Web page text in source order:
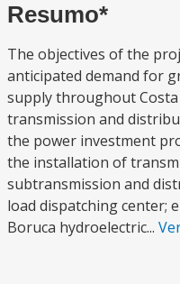
Resumo*
The objectives of the
anticipated demand for
supply throughout
transmission and
the power investment
the installation of
subtransmission and
load dispatching center;
Boruca hydroelectric...